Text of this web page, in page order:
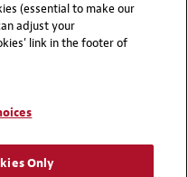
Privacy & Cookies Statement
(essential to make our
adjust your
link in the footer of
Only